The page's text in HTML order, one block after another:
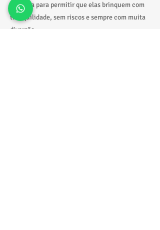
pensada para permitir que elas brinquem com
tranquilidade, sem riscos e sempre com muita
diversão.